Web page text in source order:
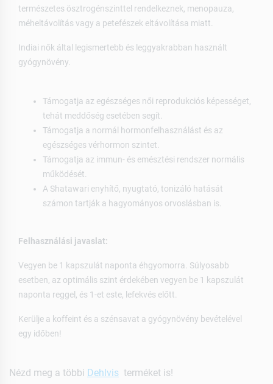
természetes ösztrogénszinttel rendelkeznek, menopauza,
méheltávolítás vagy a petefészek eltávolítása miatt.
Indiai nők által legismertebb és leggyakrabban használt
gyógynövény.
Támogatja az egészséges női reprodukciós képességet,
tehát meddőség esetében segít.
Támogatja a normál hormonfelhasználást és az
egészséges vérhormon szintet.
Támogatja az immun- és emésztési rendszer normális
működését.
A Shatawari enyhítő, nyugtató, tonizáló hatását
számon tartják a hagyományos orvoslásban is.
Felhasználási javaslat:
Vegyen be 1 kapszulát naponta éhgyomorra. Súlyosabb
esetben, az optimális szint érdekében vegyen be 1 kapszulát
naponta reggel, és 1-et este, lefekvés előtt.
Kerülje a koffeint és a szénsavat a gyógynövény bevételével
egy időben!
Nézd meg a többi Dehlvis terméket is!